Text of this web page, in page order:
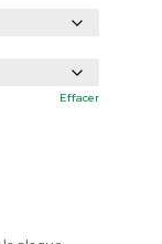
Effacer